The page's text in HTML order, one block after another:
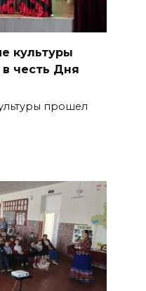
культуры
честь Дня
прошел